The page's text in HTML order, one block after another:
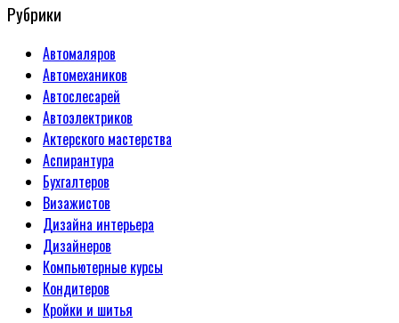
Рубрики
Автомаляров
Автомехаников
Автослесарей
Автоэлектриков
Актерского мастерства
Аспирантура
Бухгалтеров
Визажистов
Дизайна интерьера
Дизайнеров
Компьютерные курсы
Кондитеров
Кройки и шитья